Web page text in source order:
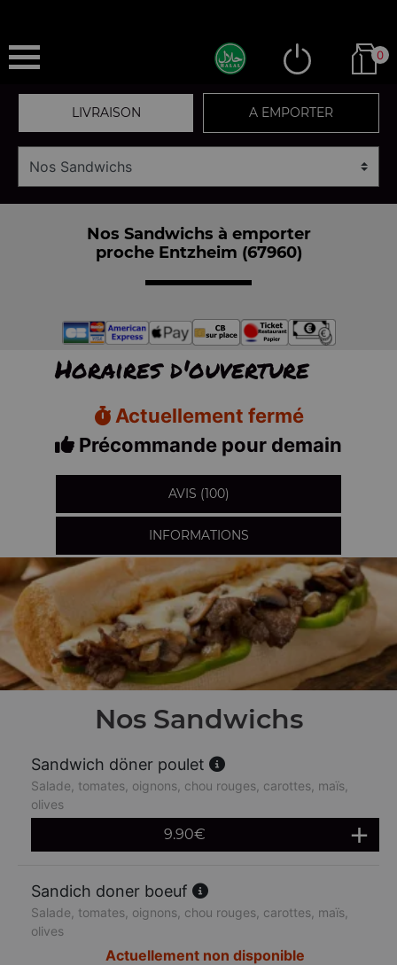
0
LIVRAISON A EMPORTER
Nos Sandwichs à emporter
proche Entzheim (67960)
Horaires d'ouverture
Actuellement fermé
Précommande pour demain
AVIS (100)
INFORMATIONS
Nos Sandwichs
Sandwich döner poulet
Salade, tomates, oignons, chou rouges, carottes, maïs,
olives
9.90€
Sandich doner boeuf
Salade, tomates, oignons, chou rouges, carottes, maïs,
olives
Actuellement non disponible